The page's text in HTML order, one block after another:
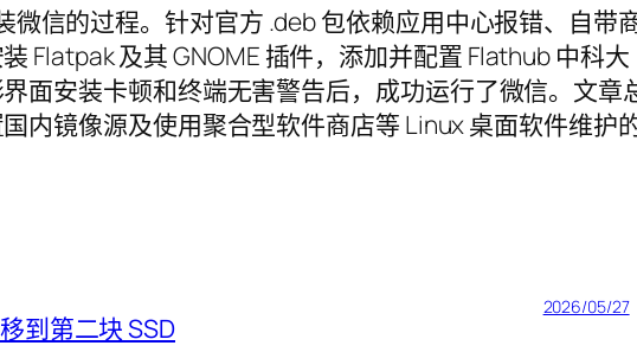
微信的过程。针对官方 .deb 包依赖应用中心报错、自带
Flatpak 及其 GNOME 插件，添加并配置 Flathub 中科大
面安装卡顿和终端无害警告后，成功运行了微信。文章
内镜像源及使用聚合型软件商店等 Linux 桌面软件维护
到第二块 SSD
2026/05/27